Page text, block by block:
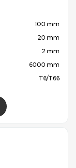
100 mm
20 mm
2 mm
6000 mm
T6/T66